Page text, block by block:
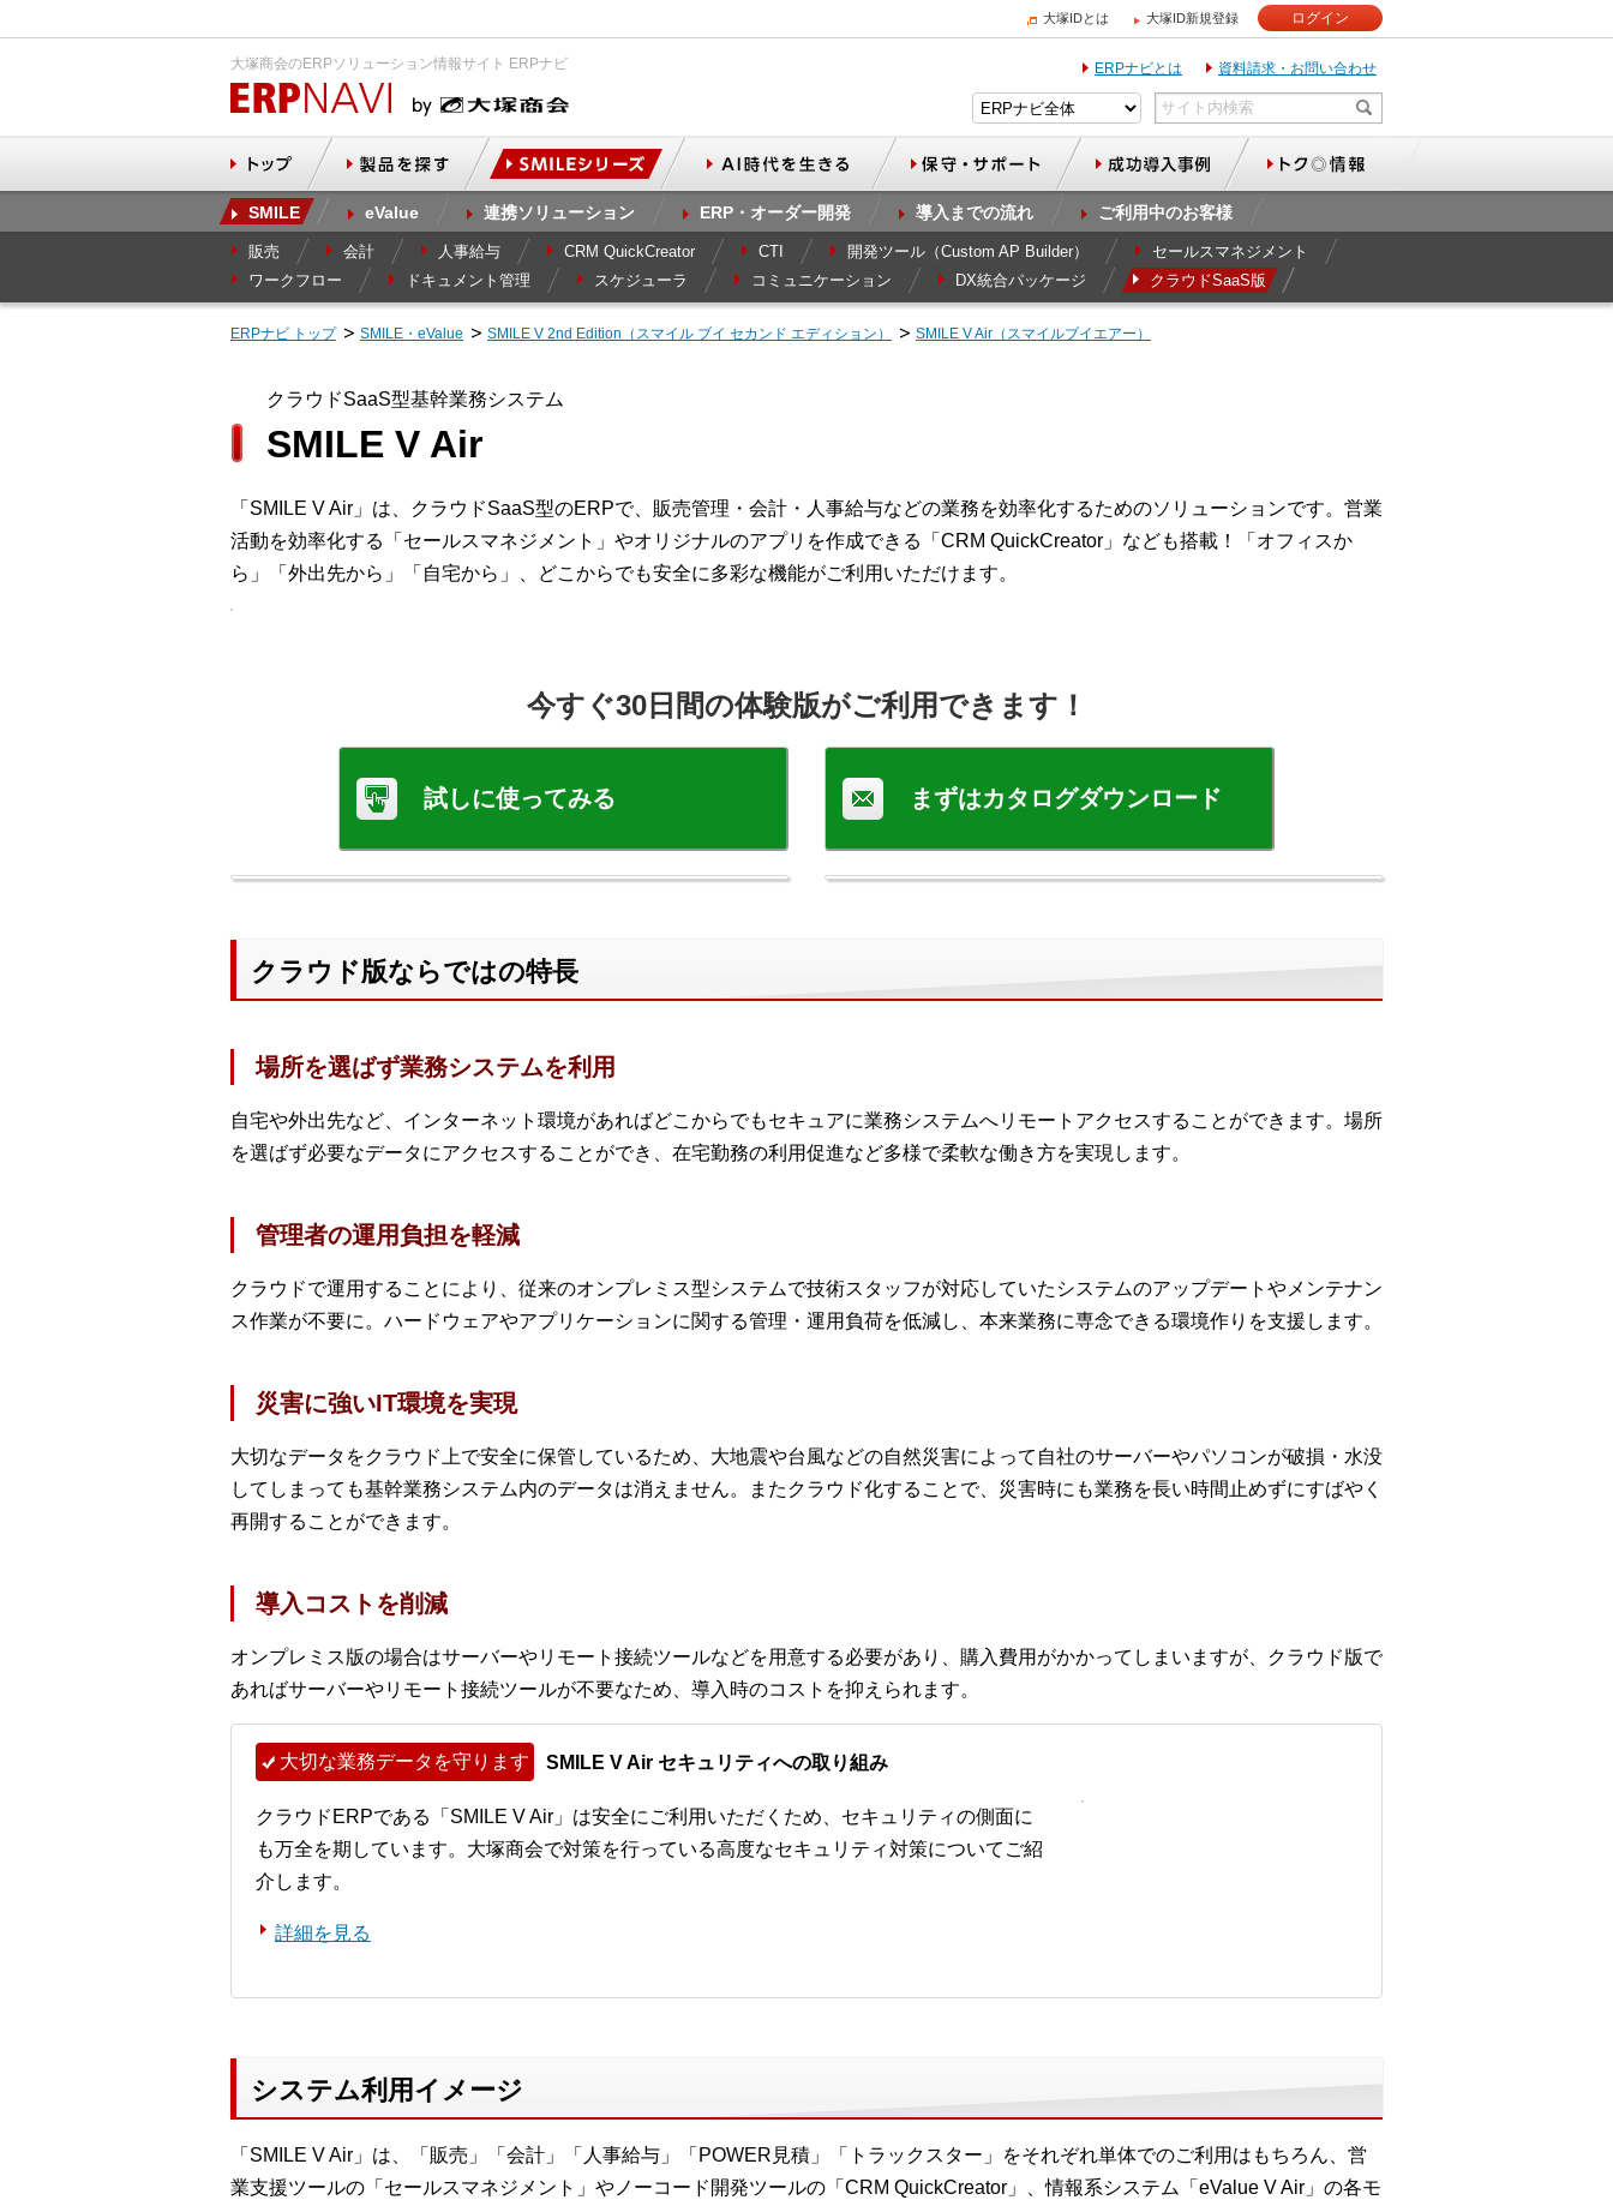
大塚IDとは 大塚ID新規登録 ログイン
大塚商会のERPソリューション情報サイト ERPナビ ERPナビとは 資料請求・お問い合わせ
SMILE eValue 連携ソリューション ERP・オーダー開発 導入までの流れ ご利用中のお客様
販売 会計 人事給与 CRM QuickCreator CTI 開発ツール（Custom AP Builder）
セールスマネジメント
ワークフロー
ドキュメント管理 スケジューラ コミュニケーション DX統合パッケージ クラウドSaaS版
ERPナビ トップ SMILE・eValue SMILE V 2nd Edition（スマイル ブイ セカンド エディション） SMILE V Air（スマイルブイエアー）
クラウドSaaS型基幹業務システム
SMILE V Air
「SMILE V Air」は、クラウドSaaS型のERPで、販売管理・会計・人事給与などの業務を効率化するためのソリューションです。営業
活動を効率化する「セールスマネジメント」やオリジナルのアプリを作成できる「CRM QuickCreator」なども搭載！「オフィスか
ら」「外出先から」「自宅から」、どこからでも安全に多彩な機能がご利用いただけます。
今すぐ30日間の体験版がご利用できます！
試しに使ってみる まずはカタログダウンロード
クラウド版ならではの特長
場所を選ばず業務システムを利用
自宅や外出先など、インターネット環境があればどこからでもセキュアに業務システムへリモートアクセスすることができます。場所
を選ばず必要なデータにアクセスすることができ、在宅勤務の利用促進など多様で柔軟な働き方を実現します。
管理者の運用負担を軽減
クラウドで運用することにより、従来のオンプレミス型システムで技術スタッフが対応していたシステムのアップデートやメンテナン
ス作業が不要に。ハードウェアやアプリケーションに関する管理・運用負荷を低減し、本来業務に専念できる環境作りを支援します。
災害に強いIT環境を実現
大切なデータをクラウド上で安全に保管しているため、大地震や台風などの自然災害によって自社のサーバーやパソコンが破損・水没
してしまっても基幹業務システム内のデータは消えません。またクラウド化することで、災害時にも業務を長い時間止めずにすばやく
再開することができます。
導入コストを削減
オンプレミス版の場合はサーバーやリモート接続ツールなどを用意する必要があり、購入費用がかかってしまいますが、クラウド版で
あればサーバーやリモート接続ツールが不要なため、導入時のコストを抑えられます。
大切な業務データを守ります SMILE V Air セキュリティへの取り組み
クラウドERPである「SMILE V Air」は安全にご利用いただくため、セキュリティの側面に
も万全を期しています。大塚商会で対策を行っている高度なセキュリティ対策についてご紹
介します。
詳細を見る
システム利用イメージ
「SMILE V Air」は、「販売」「会計」「人事給与」「POWER見積」「トラックスター」をそれぞれ単体でのご利用はもちろん、営
業支援ツールの「セールスマネジメント」やノーコード開発ツールの「CRM QuickCreator」、情報系システム「eValue V Air」の各モ